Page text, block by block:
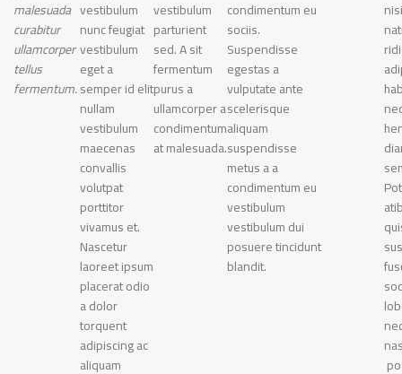
malesuada
curabitur
ullamcorper
tellus
fermentum.
vestibulum
nunc feugiat
vestibulum
eget a
semper id elit
nullam
vestibulum
maecenas
convallis
volutpat
porttitor
vivamus et.
Nascetur
laoreet ipsum
placerat odio
a dolor
torquent
adipiscing ac
aliquam
vestibulum
parturient
sed. A sit
fermentum
purus a
ullamcorper a
condimentum
at malesuada.
condimentum eu
sociis.
Suspendisse
egestas a
vulputate ante
scelerisque
aliquam
suspendisse
metus a a
condimentum eu
vestibulum
vestibulum dui
posuere tincidunt
blandit.